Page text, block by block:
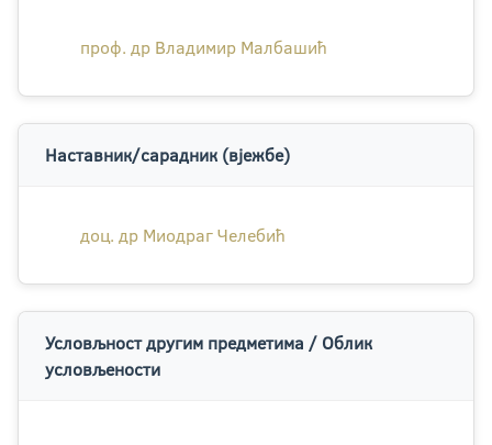
проф. др Владимир Малбашић
Наставник/сарадник (вјежбе)
доц. др Миодраг Челебић
Условљност другим предметима / Облик
условљености